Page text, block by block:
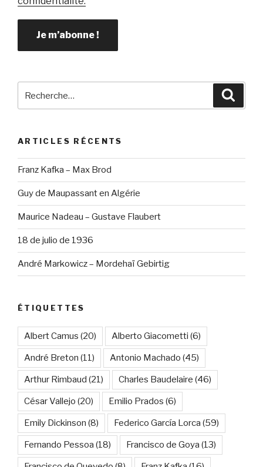
ARTICLES RÉCENTS
Franz Kafka – Max Brod
Guy de Maupassant en Algérie
Maurice Nadeau – Gustave Flaubert
18 de julio de 1936
André Markowicz – Mordehaï Gebirtig
ÉTIQUETTES
Albert Camus (20) Alberto Giacometti (6)
André Breton (11) Antonio Machado (45)
Arthur Rimbaud (21) Charles Baudelaire (46)
César Vallejo (20) Emilio Prados (6)
Emily Dickinson (8) Federico García Lorca (59)
Fernando Pessoa (18) Francisco de Goya (13)